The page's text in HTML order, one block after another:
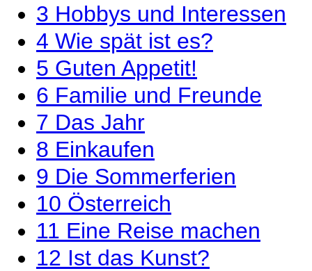
3 Hobbys und Interessen
4 Wie spät ist es?
5 Guten Appetit!
6 Familie und Freunde
7 Das Jahr
8 Einkaufen
9 Die Sommerferien
10 Österreich
11 Eine Reise machen
12 Ist das Kunst?